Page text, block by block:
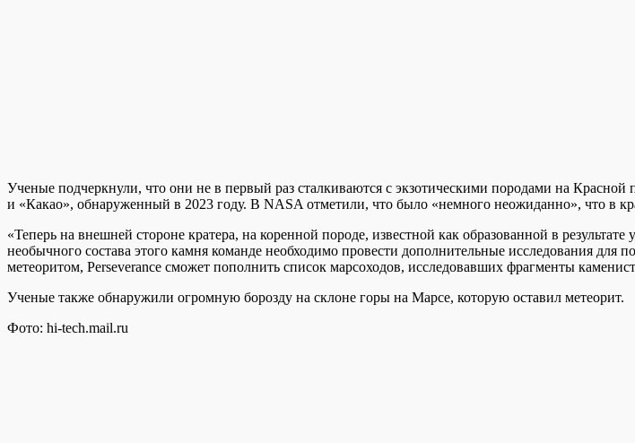
Ученые подчеркнули, что они не в первый раз сталкиваются с экзотическими породами на
и «Какао», обнаруженный в 2023 году. В NASA отметили, что было «немного неожиданно», что в
«Теперь на внешней стороне кратера, на коренной породе, известной как образованной в
необычного состава этого камня команде необходимо провести дополнительные исследования для
метеоритом, Perseverance сможет пополнить список марсоходов, исследовавших фрагменты
Ученые также обнаружили огромную борозду на склоне горы на Марсе, которую оставил метеорит.
Фото: hi-tech.mail.ru